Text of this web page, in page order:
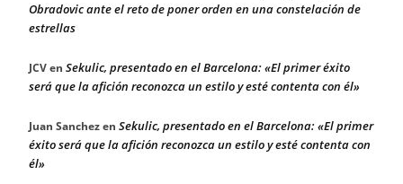
Obradovic ante el reto de poner orden en una constelación de
estrellas
JCVen Sekulic, presentado en el Barcelona: «El primer éxito
será que la afición reconozca un estilo y esté contenta con él»
Juan Sanchezen Sekulic, presentado en el Barcelona: «El primer
éxito será que la afición reconozca un estilo y esté contenta con
él»